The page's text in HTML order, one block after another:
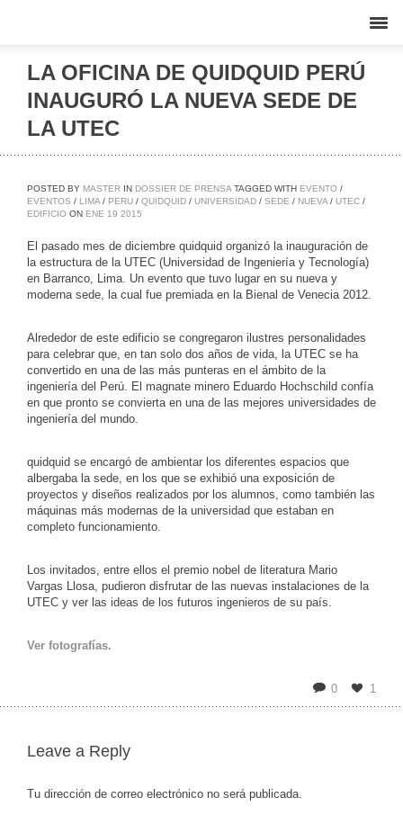
LA OFICINA DE QUIDQUID PERÚ
INAUGURÓ LA NUEVA SEDE DE
LA UTEC
POSTED BY MASTER IN DOSSIER DE PRENSA TAGGED WITH EVENTO /
EVENTOS / LIMA / PERU / QUIDQUID / UNIVERSIDAD / SEDE / NUEVA / UTEC /
EDIFICIO ON ENE 19 2015
El pasado mes de diciembre quidquid organizó la inauguración de
la estructura de la UTEC (Universidad de Ingeniería y Tecnología)
en Barranco, Lima. Un evento que tuvo lugar en su nueva y
moderna sede, la cual fue premiada en la Bienal de Venecia 2012.
Alrededor de este edificio se congregaron ilustres personalidades
para celebrar que, en tan solo dos años de vida, la UTEC se ha
convertido en una de las más punteras en el ámbito de la
ingeniería del Perú. El magnate minero Eduardo Hochschild confía
en que pronto se convierta en una de las mejores universidades de
ingeniería del mundo.
quidquid se encargó de ambientar los diferentes espacios que
albergaba la sede, en los que se exhibió una exposición de
proyectos y diseños realizados por los alumnos, como también las
máquinas más modernas de la universidad que estaban en
completo funcionamiento.
Los invitados, entre ellos el premio nobel de literatura Mario
Vargas Llosa, pudieron disfrutar de las nuevas instalaciones de la
UTEC y ver las ideas de los futuros ingenieros de su país.
Ver fotografías.
0 1
Leave a Reply
Tu dirección de correo electrónico no será publicada.